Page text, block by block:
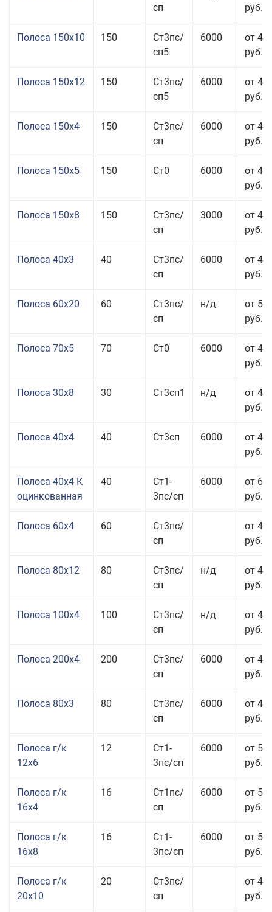
сп
руб.
Полоса 150x10 150
Ст3пс/
сп5
6000
от 43
руб.
Полоса 150x12 150
Ст3пс/
сп5
6000
от 45
руб.
Полоса 150x4 150
Ст3пс/
сп
6000
от 46
руб.
Полоса 150x5 150 Ст0 6000
от 46
руб.
Полоса 150x8 150
Ст3пс/
сп
3000
от 42
руб.
Полоса 40x3 40
Ст3пс/
сп
6000
от 46
руб.
Полоса 60x20 60
Ст3пс/
сп
н/д
от 53
руб.
Полоса 70x5 70 Ст0 6000
от 45
руб.
Полоса 30x8 30 Ст3сп1 н/д
от 44
руб.
Полоса 40x4 40 Ст3сп 6000
от 43
руб.
Полоса 40x4 К
оцинкованная
40
Ст1-
3пс/сп
6000
от 68
руб.
Полоса 60x4 60
Ст3пс/
сп
от 43
руб.
Полоса 80x12 80
Ст3пс/
сп
н/д
от 46
руб.
Полоса 100x4 100
Ст3пс/
сп
н/д
от 44
руб.
Полоса 200x4 200
Ст3пс/
сп
6000
от 48
руб.
Полоса 80x3 80
Ст3пс/
сп
6000
от 47
руб.
Полоса г/к
12x6
12
Ст1-
3пс/сп
6000
от 52
руб.
Полоса г/к
16x4
16
Ст1пс/
сп
6000
от 53
руб.
Полоса г/к
16x8
16
Ст1-
3пс/сп
6000
от 57
руб.
Полоса г/к
20x10
20
Ст3пс/
сп
от 43
руб.